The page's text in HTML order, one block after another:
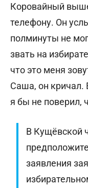
Коровайный
телефону. Он
полминуты не
звать на
что это меня
Саша, он кричал.
я бы не поверил,
В Кущёвской
заявления